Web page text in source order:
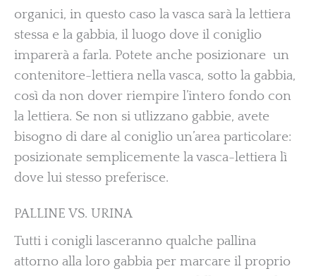
organici, in questo caso la vasca sarà la lettiera
stessa e la gabbia, il luogo dove il coniglio
imparerà a farla. Potete anche posizionare un
contenitore-lettiera nella vasca, sotto la gabbia,
così da non dover riempire l’intero fondo con
la lettiera. Se non si utlizzano gabbie, avete
bisogno di dare al coniglio un’area particolare:
posizionate semplicemente la vasca-lettiera lì
dove lui stesso preferisce.
PALLINE VS. URINA
Tutti i conigli lasceranno qualche pallina
attorno alla loro gabbia per marcare il proprio